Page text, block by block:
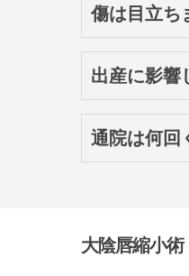
傷は目立ち
出産に影響
通院は何回
大陰唇縮小